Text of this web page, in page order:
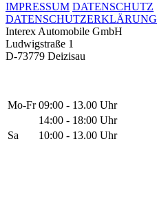
IMPRESSUM DATENSCHUTZ
DATENSCHUTZERKLÄRUNG
Interex Automobile GmbH
Ludwigstraße 1
D-73779 Deizisau
Mo-Fr 09:00 - 13.00 Uhr
14:00 - 18:00 Uhr
Sa
10:00 - 13.00 Uhr